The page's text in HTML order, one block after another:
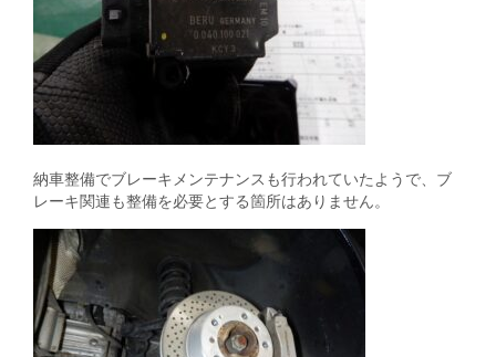
納車整備でブレーキメンテナンスも行われていたようで、ブ
レーキ関連も整備を必要とする箇所はありません。